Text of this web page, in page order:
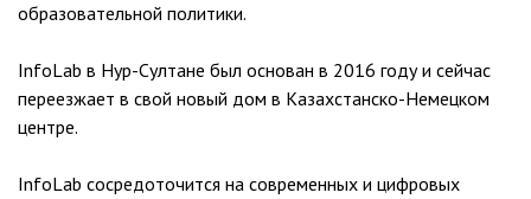
образовательной политики.
InfoLab в Нур-Султане был основан в 2016 году и сейчас
переезжает в свой новый дом в Казахстанско-Немецком
центре.
InfoLab сосредоточится на современных и цифровых